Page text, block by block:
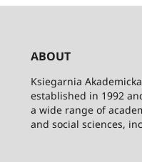
ABOUT
Ksiegarnia
established in 1992
a wide range of
and social sciences,